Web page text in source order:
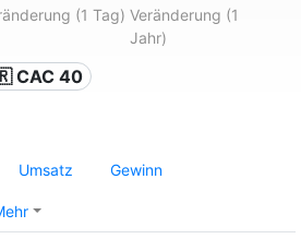
(1 Tag) Veränderung (1
Jahr)
CAC 40
Umsatz Gewinn